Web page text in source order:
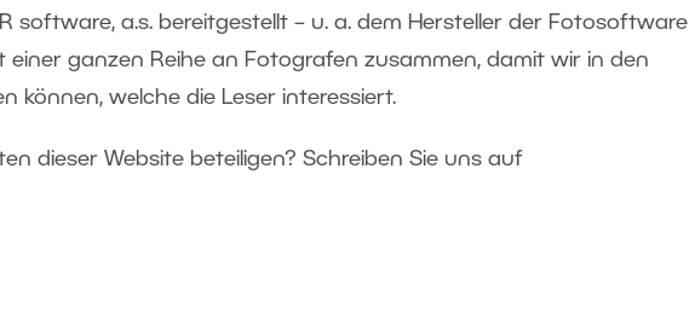
software, a.s. bereitgestellt – u. a. dem Hersteller der Fotosoftware
einer ganzen Reihe an Fotografen zusammen, damit wir in den
können, welche die Leser interessiert.
dieser Website beteiligen? Schreiben Sie uns auf